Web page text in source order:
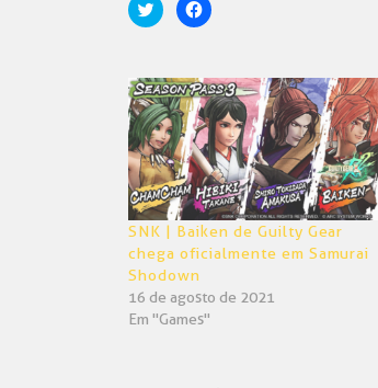
Clique
para
em
nova
janela)
Clique
para
em
nova
janela)
SNK | Baiken de Guilty Gear
chega oficialmente em Samurai
Shodown
16 de agosto de 2021
Em "Games"